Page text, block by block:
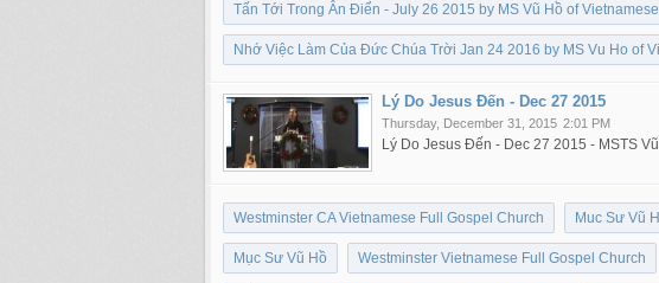
Tấn Tới Trong Ân Điển - July 26 2015 by MS Vũ Hồ of
Nhớ Việc Làm Của Đức Chúa Trời Jan 24 2016 by MS Vu Ho of
Lý Do Jesus Đến - Dec 27 2015
Thursday, December 31, 2015 2:01 PM
Lý Do Jesus Đến - Dec 27 2015 - MSTS
Westminster CA Vietnamese Full Gospel Church Muc Sư Vũ
Mục Sư Vũ Hồ Westminster Vietnamese Full Gospel Church